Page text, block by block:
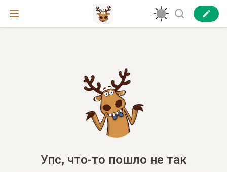
Упс, что-то пошло не так